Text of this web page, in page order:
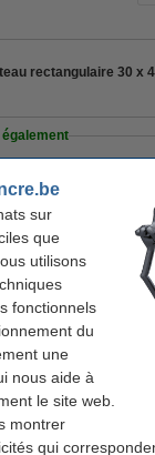
sur
que
utilisons
fonctionnels
du
une
nous aide à
le site web.
montrer
qui
rectangulaire 30 x
en bois (250 pièces)
compartiments - gris
populaires